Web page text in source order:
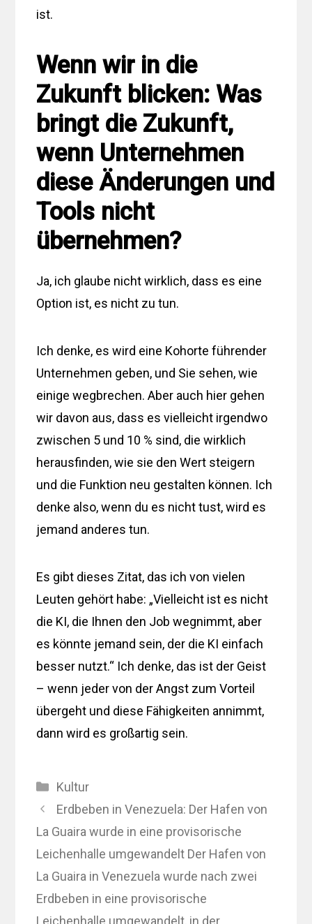
ist.
Wenn wir in die
Zukunft blicken: Was
bringt die Zukunft,
wenn Unternehmen
diese Änderungen und
Tools nicht
übernehmen?
Ja, ich glaube nicht wirklich, dass es eine
Option ist, es nicht zu tun.
Ich denke, es wird eine Kohorte führender
Unternehmen geben, und Sie sehen, wie
einige wegbrechen. Aber auch hier gehen
wir davon aus, dass es vielleicht irgendwo
zwischen 5 und 10 % sind, die wirklich
herausfinden, wie sie den Wert steigern
und die Funktion neu gestalten können. Ich
denke also, wenn du es nicht tust, wird es
jemand anderes tun.
Es gibt dieses Zitat, das ich von vielen
Leuten gehört habe: „Vielleicht ist es nicht
die KI, die Ihnen den Job wegnimmt, aber
es könnte jemand sein, der die KI einfach
besser nutzt.“ Ich denke, das ist der Geist
– wenn jeder von der Angst zum Vorteil
übergeht und diese Fähigkeiten annimmt,
dann wird es großartig sein.
Kategorien
Kultur
Erdbeben in Venezuela: Der Hafen von
La Guaira wurde in eine provisorische
Leichenhalle umgewandelt Der Hafen von
La Guaira in Venezuela wurde nach zwei
Erdbeben in eine provisorische
Leichenhalle umgewandelt, in der